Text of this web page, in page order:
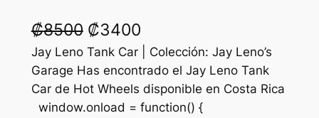
₡8500 O
r
i
g
₡3400C
u
r
r
Jay Leno Tank Car | Colección: Jay Leno’s
Garage Has encontrado el Jay Leno Tank
Car de Hot Wheels disponible en Costa Rica
window.onload = function() {